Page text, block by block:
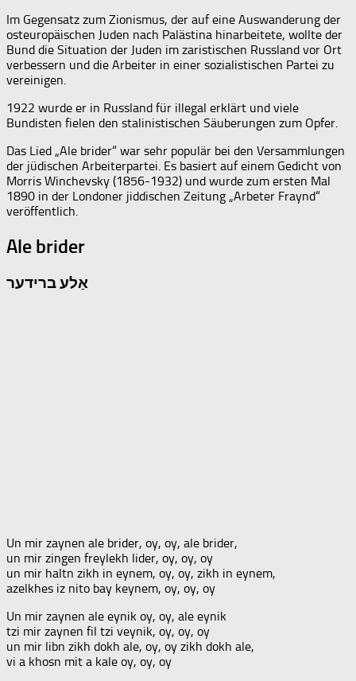
Im Gegensatz zum Zionismus, der auf eine Auswanderung der
osteuropäischen Juden nach Palästina hinarbeitete, wollte der
Bund die Situation der Juden im zaristischen Russland vor Ort
verbessern und die Arbeiter in einer sozialistischen Partei zu
vereinigen.
1922 wurde er in Russland für illegal erklärt und viele
Bundisten fielen den stalinistischen Säuberungen zum Opfer.
Das Lied „Ale brider“ war sehr populär bei den Versammlungen
der jüdischen Arbeiterpartei. Es basiert auf einem Gedicht von
Morris Winchevsky (1856-1932) und wurde zum ersten Mal
1890 in der Londoner jiddischen Zeitung „Arbeter Fraynd“
veröffentlich.
Ale brider
אַלע ברידער
Un mir zaynen ale brider, oy, oy, ale brider,
un mir zingen freylekh lider, oy, oy, oy
un mir haltn zikh in eynem, oy, oy, zikh in eynem,
azelkhes iz nito bay keynem, oy, oy, oy
Un mir zaynen ale eynik oy, oy, ale eynik
tzi mir zaynen fil tzi veynik, oy, oy, oy
un mir libn zikh dokh ale, oy, oy zikh dokh ale,
vi a khosn mit a kale oy, oy, oy